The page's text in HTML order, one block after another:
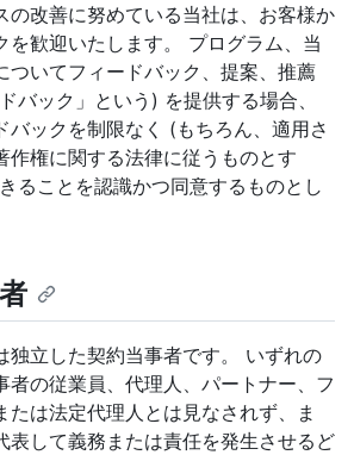
の改善に努めている当社は、お客様か
を歓迎いたします。 プログラム、当
ついてフィードバック、提案、推薦
バック」という) を提供する場合、
バックを制限なく (もちろん、適用さ
作権に関する法律に従うものとす
ることを認識かつ同意するものとし
独立した契約当事者です。 いずれの
者の従業員、代理人、パートナー、フ
たは法定代理人とは見なされず、ま
表して義務または責任を発生させるど